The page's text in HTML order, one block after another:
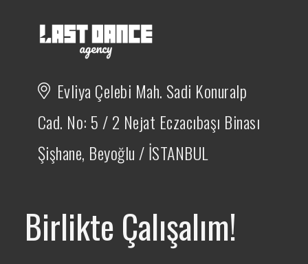
Evliya Çelebi Mah. Sadi Konuralp
Cad. No: 5 / 2 Nejat Eczacıbaşı Binası
Şişhane, Beyoğlu / İSTANBUL
Birlikte Çalışalım!